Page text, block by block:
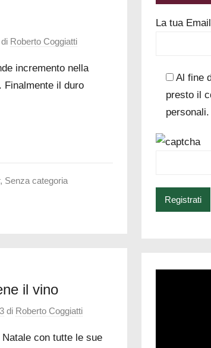
di Roberto Coggiatti
incremento nella
Finalmente il duro
, Senza categoria
il vino
di Roberto Coggiatti
Natale con tutte le sue
La tua
Al fine
presto il
personali.